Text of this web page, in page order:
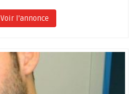
Voir l'annonce